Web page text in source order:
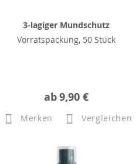
3-lagiger Mundschutz
Vorratspackung, 50 Stück
ab9,90 €
Merken Vergleichen